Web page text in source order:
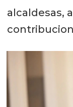
alcaldesas,